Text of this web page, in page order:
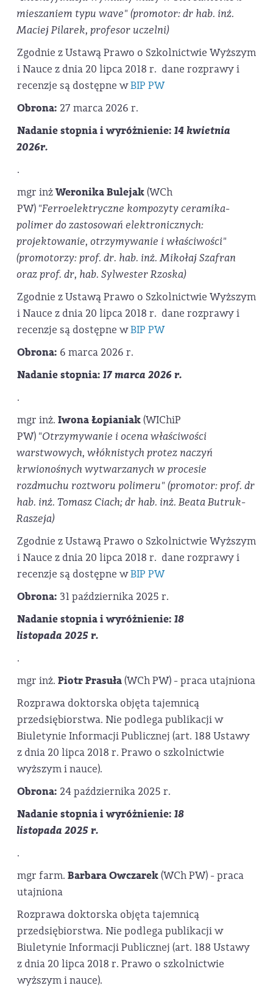
mieszaniem typu wave" (promotor: dr hab. inż.
Maciej Pilarek, profesor uczelni)
Zgodnie z Ustawą Prawo o Szkolnictwie Wyższym
i Nauce z dnia 20 lipca 2018 r. dane rozprawy i
recenzje są dostępne wBIP PW
Obrona: 27 marca 2026 r.
Nadanie stopnia i wyróżnienie: 14 kwietnia
2026r.
.
mgr inżWeronika Bulejak(WCh
PW) "Ferroelektryczne kompozyty ceramika-
polimer do zastosowań elektronicznych:
projektowanie, otrzymywanie i właściwości"
(promotorzy: prof. dr. hab. inż. Mikołaj Szafran
oraz prof. dr, hab. Sylwester Rzoska)
Zgodnie z Ustawą Prawo o Szkolnictwie Wyższym
i Nauce z dnia 20 lipca 2018 r. dane rozprawy i
recenzje są dostępne wBIP PW
Obrona: 6 marca 2026 r.
Nadanie stopnia: 17 marca 2026 r.
.
mgr inż. Iwona Łopianiak(WIChiP
PW) "Otrzymywanie i ocena właściwości
warstwowych, włóknistych protez naczyń
krwionośnych wytwarzanych w procesie
rozdmuchu roztworu polimeru" (promotor: prof. dr
hab. inż. Tomasz Ciach; dr hab. inż. Beata Butruk-
Raszeja)
Zgodnie z Ustawą Prawo o Szkolnictwie Wyższym
i Nauce z dnia 20 lipca 2018 r. dane rozprawy i
recenzje są dostępne wBIP PW
Obrona: 31 października 2025 r.
Nadanie stopnia i wyróżnienie: 18
listopada 2025 r.
.
mgr inż. Piotr Prasuła(WCh PW) - praca utajniona
Rozprawa doktorska objęta tajemnicą
przedsiębiorstwa. Nie podlega publikacji w
Biuletynie Informacji Publicznej (art. 188 Ustawy
z dnia 20 lipca 2018 r. Prawo o szkolnictwie
wyższym i nauce).
Obrona: 24 października 2025 r.
Nadanie stopnia i wyróżnienie: 18
listopada 2025 r.
.
mgr farm. Barbara Owczarek(WCh PW) - praca
utajniona
Rozprawa doktorska objęta tajemnicą
przedsiębiorstwa. Nie podlega publikacji w
Biuletynie Informacji Publicznej (art. 188 Ustawy
z dnia 20 lipca 2018 r. Prawo o szkolnictwie
wyższym i nauce).